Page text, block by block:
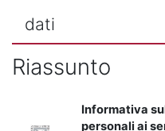
dati
Riassunto
Informativa
personali ai